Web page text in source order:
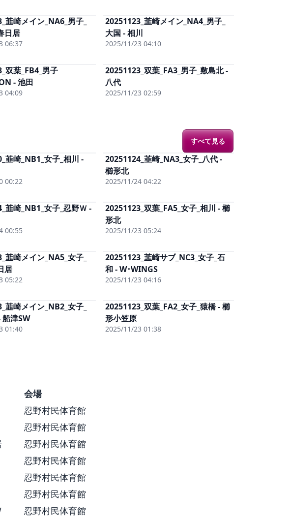
単体視聴(有料)
韮崎メイン_NA6_男子_
日居
06:37
単体視聴(有料)
20251123_韮崎メイン_NA4_男子_
大国 - 相川
2025/11/23 04:10
単体視聴
双葉_FB4_男子
- 池田
04:09
単体視聴 (有料)
20251123_双葉_FA3_男子_敷島北 -
八代
2025/11/23 02:59
すべて見る
単体視聴 (有料)
韮崎_NB1_女子_相川 -
00:22
単体視聴 (有料)
20251124_韮崎_NA3_女子_八代 -
櫛形北
2025/11/24 04:22
単体視聴 (有料)
韮崎_NB1_女子_忍野Ｗ -
00:55
単体視聴 (有料)
20251123_双葉_FA5_女子_相川 - 櫛
形北
2025/11/23 05:24
単体視聴(有料)
韮崎メイン_NA5_女子_
居
05:22
単体視聴(有料)
20251123_韮崎サブ_NC3_女子_石
和 - W･WINGS
2025/11/23 04:16
単体視聴(有料)
韮崎メイン_NB2_女子_
津SW
01:40
単体視聴 (有料)
20251123_双葉_FA2_女子_猿橋 - 櫛
形小笠原
2025/11/23 01:38
会場
忍野村民体育館
忍野村民体育館
忍野村民体育館
忍野村民体育館
忍野村民体育館
忍野村民体育館
忍野村民体育館